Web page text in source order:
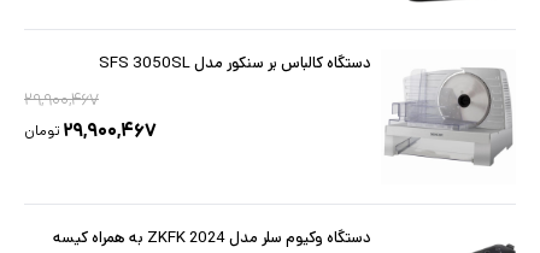
دستگاه کالباس بر سنکور مدل SFS 3050SL
۲۹,۹۰۰,۴۶۷
۲۹,۹۰۰,۴۶۷ تومان
دستگاه وکیوم سلر مدل ZKFK 2024 به همراه کیسه